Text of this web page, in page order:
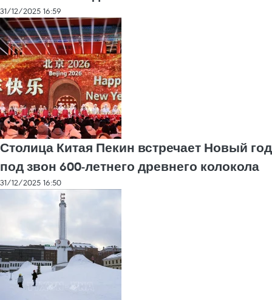
31/12/2025 16:59
Столица Китая Пекин встречает Новый год
под звон 600-летнего древнего колокола
31/12/2025 16:50